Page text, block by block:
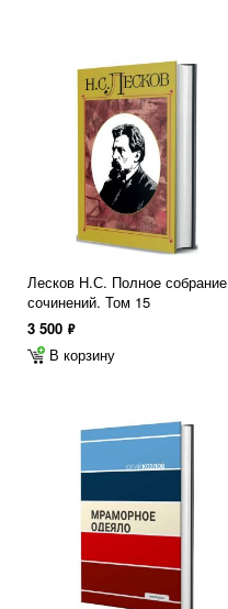
Лесков Н.С. Полное собрание
сочинений. Том 15
3 500 ф
В корзину